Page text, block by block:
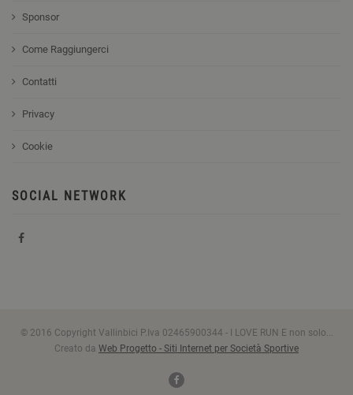
Sponsor
Come Raggiungerci
Contatti
Privacy
Cookie
SOCIAL NETWORK
© 2016 Copyright Vallinbici P.Iva 02465900344 - I LOVE RUN E non solo...
Creato da Web Progetto - Siti Internet per Società Sportive